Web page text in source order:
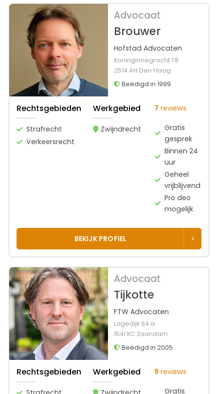
Advocaat
Brouwer
Hofstad Advocaten
Koninginnegracht 78
2514 AH Den Haag
Beëdigd in 1999
Rechtsgebieden
Strafrecht
Verkeersrecht
Werkgebied
Zwijndrecht
7 reviews
Gratis
gesprek
Binnen 24
uur
Geheel
vrijblijvend
Pro deo
mogelijk
BEKIJK PROFIEL
Advocaat
Tijkotte
FTW Advocaten
Lagedijk 64 a
1541 KC Zaandam
Beëdigd in 2005
Rechtsgebieden Werkgebied 9 reviews
Gratis